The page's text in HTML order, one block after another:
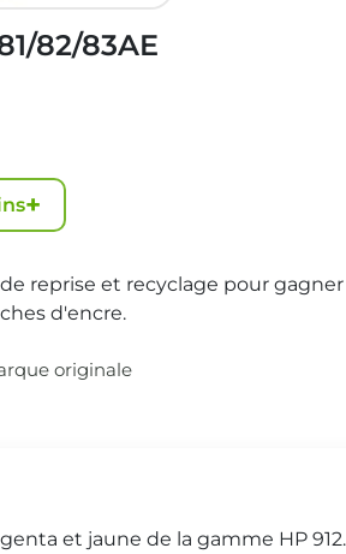
82/83AE
+
reprise et recyclage pour gagner
d'encre.
originale
et jaune de la gamme HP